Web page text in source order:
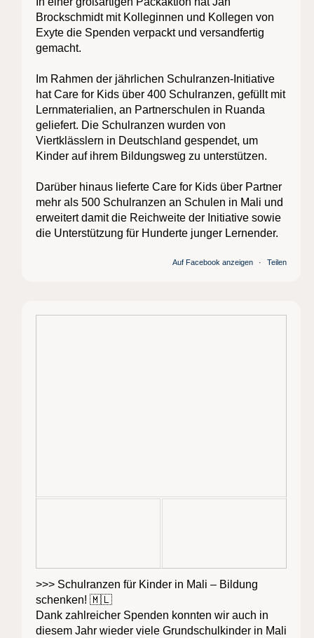
Brockschmidt mit Kolleginnen und Kollegen von
Exyte die Spenden verpackt und versandfertig
gemacht.
Im Rahmen der jährlichen Schulranzen-Initiative
hat Care for Kids über 400 Schulranzen, gefüllt mit
Lernmaterialien, an Partnerschulen in Ruanda
geliefert. Die Schulranzen wurden von
Viertklässlern in Deutschland gespendet, um
Kinder auf ihrem Bildungsweg zu unterstützen.
Darüber hinaus lieferte Care for Kids über Partner
mehr als 500 Schulranzen an Schulen in Mali und
erweitert damit die Reichweite der Initiative sowie
die Unterstützung für Hunderte junger Lernender.
Auf Facebook anzeigen · Teilen
>>> Schulranzen für Kinder in Mali – Bildung
schenken! 🇲🇱
Dank zahlreicher Spenden konnten wir auch in
diesem Jahr wieder viele Grundschulkinder in Mali